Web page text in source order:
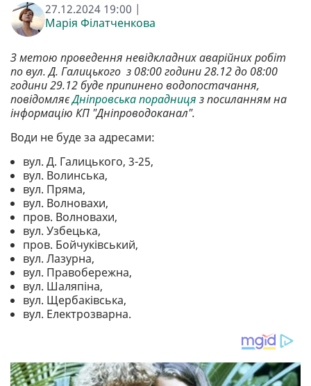
27.12.2024 19:00 |
Марія Філатченкова
З метою проведення невідкладних аварійних робіт
по вул. Д. Галицького з 08:00 години 28.12 до 08:00
години 29.12 буде припинено водопостачання,
повідомляєДніпровська порадниця з посиланням на
інформацію КП "Дніпроводоканал".
Води не буде за адресами:
вул. Д. Галицького, 3-25,
вул. Волинська,
вул. Пряма,
вул. Волновахи,
пров. Волновахи,
вул. Узбецька,
пров. Бойчуківський,
вул. Лазурна,
вул. Правобережна,
вул. Шаляпіна,
вул. Щербаківська,
вул. Електрозварна.